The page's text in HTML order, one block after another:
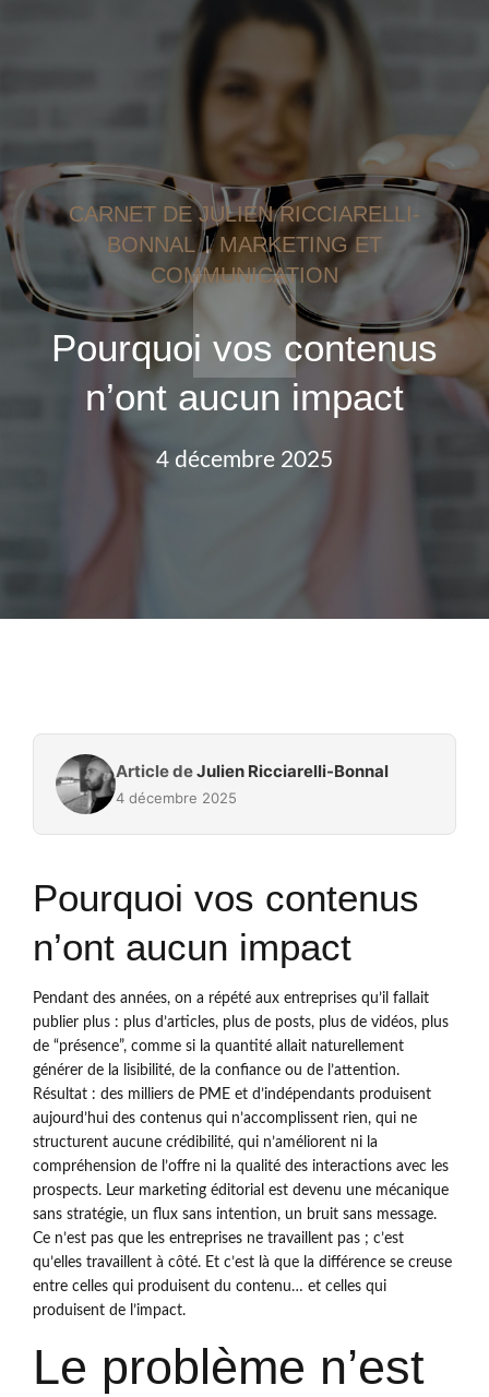
CARNET DE JULIEN RICCIARELLI-
BONNAL
MARKETING ET
COMMUNICATION
Pourquoi vos contenus
n’ont aucun impact
4 décembre 2025
Article deJulien Ricciarelli-Bonnal
4 décembre 2025
Pourquoi vos contenus
n’ont aucun impact
Pendant des années, on a répété aux entreprises qu’il fallait
publier plus : plus d’articles, plus de posts, plus de vidéos, plus
de “présence”, comme si la quantité allait naturellement
générer de la lisibilité, de la confiance ou de l’attention.
Résultat : des milliers de PME et d’indépendants produisent
aujourd’hui des contenus qui n’accomplissent rien, qui ne
structurent aucune crédibilité, qui n’améliorent ni la
compréhension de l’offre ni la qualité des interactions avec les
prospects. Leur marketing éditorial est devenu une mécanique
sans stratégie, un flux sans intention, un bruit sans message.
Ce n’est pas que les entreprises ne travaillent pas ; c’est
qu’elles travaillent à côté. Et c’est là que la différence se creuse
entre celles qui produisent du contenu… et celles qui
produisent de l’impact.
Le problème n’est